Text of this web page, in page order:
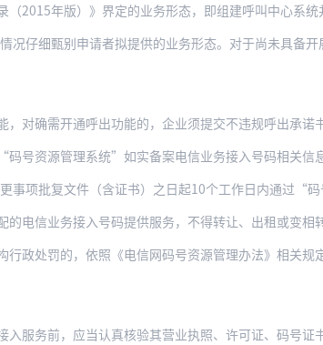
）》界定的业务形态，即组建呼叫中心系统并按规定获得电信业务
呼出功能的，企业须提交不违规呼出承诺书。电信管理机构根据企
系统”如实备案电信业务接入号码相关信息。备案信息包括接入的
事项批复文件（含证书）之日起10个工作日内通过“
接入号码提供服务，不得转让、出租或变相转让出租码号资源，
政处罚的，依照《电信网码号资源管理办法》相关规
前，应当认真核验其营业执照、许可证、码号证书、码号